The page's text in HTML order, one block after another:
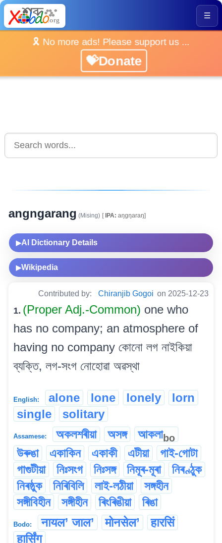
☰
🎗️ No more ads! Please support us ...
💝Donate
angngarang (Mising) [IPA: aŋgŋaraŋ]
▶AI Dictionary Details
▶Wikipedia
Contributed by: Chiranjib Gogoi on 2025-12-23
1. (Proper Adj.-Common) one who
has no company; an atmosphere of
having no company কোনো লগ নাইকিয়া
ব্যক্তি, লগ-সংগ নোহোৱা অৱস্থা
English: alone lone lonely
lorn
single
solitary
Assamese: অকলশৰীয়া অসঙ্গ আকলাbo
উৰুঙা একাকিন একাকী এটীয়া
গাই-গোটা
গাগুটীয়া
নিঃসংগ নিঃসঙ্গ নিমূৰ-মূৰা
নিৰণ্ঠুক
নিৰষ্ঠুক
নিৰিবিলি লাই-লঠীয়া
সঙ্গহীন
সঙ্গীবিহীন
সঙ্গীহীন ৰিংৰিঙীয়া ৰিঙা
Bodo: नायल’ जाल’ मोनसेल’
हारसिं
हार्सिंग